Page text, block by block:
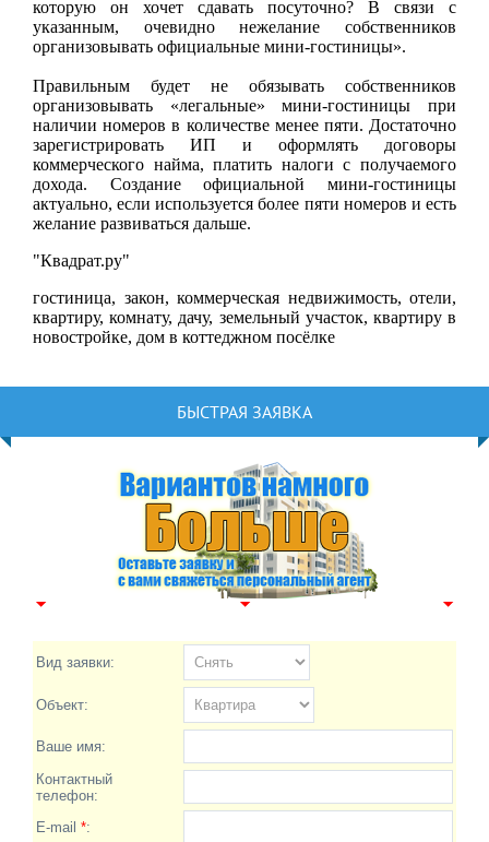
которую он хочет сдавать посуточно? В связи с
указанным, очевидно нежелание собственников
организовывать официальные мини-гостиницы».
Правильным будет не обязывать собственников
организовывать «легальные» мини-гостиницы при
наличии номеров в количестве менее пяти. Достаточно
зарегистрировать ИП и оформлять договоры
коммерческого найма, платить налоги с получаемого
дохода. Создание официальной мини-гостиницы
актуально, если используется более пяти номеров и есть
желание развиваться дальше.
"Квадрат.ру"
гостиница, закон, коммерческая недвижимость, отели,
квартиру, комнату, дачу, земельный участок, квартиру в
новостройке, дом в коттеджном посёлке
БЫСТРАЯ ЗАЯВКА
Вид заявки:
Объект:
Ваше имя:
Контактный
телефон:
E-mail *: